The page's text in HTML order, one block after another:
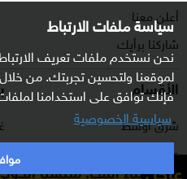
سياسة ملفات الارتباط
نحن نستخدم ملفات تعريف
لموقعنا ولتحسين تجربتك. من
فإنك توافق على استخدامنا
سياسية الخصوصية
أعلن معنا
شاركنا برأيك
الأقسام
شرق أوسط
عالم
عاجل
ميناء المخا: مليشيا